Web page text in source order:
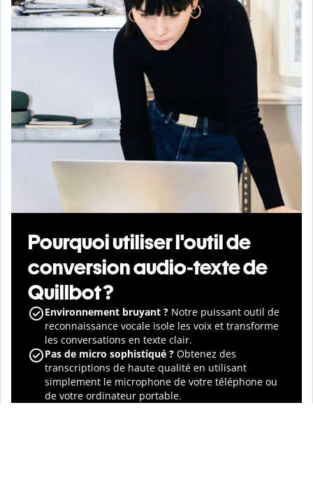
Pourquoi utiliser l'outil de
conversion audio‑texte de
Quillbot ?
Environnement bruyant ? Notre puissant outil de
reconnaissance vocale isole les voix et transforme
les conversations en texte clair.
Pas de micro sophistiqué ? Obtenez des
transcriptions de haute qualité en utilisant
simplement le microphone de votre téléphone ou
de votre ordinateur portable.